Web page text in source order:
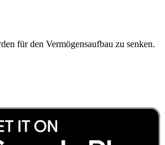
für den Vermögensaufbau zu senken.